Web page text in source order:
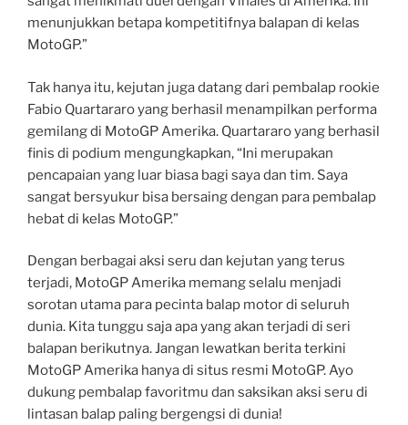
menunjukkan betapa kompetitifnya balapan di kelas
MotoGP.”
Tak hanya itu, kejutan juga datang dari pembalap rookie
Fabio Quartararo yang berhasil menampilkan performa
gemilang di MotoGP Amerika. Quartararo yang berhasil
finis di podium mengungkapkan, “Ini merupakan
pencapaian yang luar biasa bagi saya dan tim. Saya
sangat bersyukur bisa bersaing dengan para pembalap
hebat di kelas MotoGP.”
Dengan berbagai aksi seru dan kejutan yang terus
terjadi, MotoGP Amerika memang selalu menjadi
sorotan utama para pecinta balap motor di seluruh
dunia. Kita tunggu saja apa yang akan terjadi di seri
balapan berikutnya. Jangan lewatkan berita terkini
MotoGP Amerika hanya di situs resmi MotoGP. Ayo
dukung pembalap favoritmu dan saksikan aksi seru di
lintasan balap paling bergengsi di dunia!